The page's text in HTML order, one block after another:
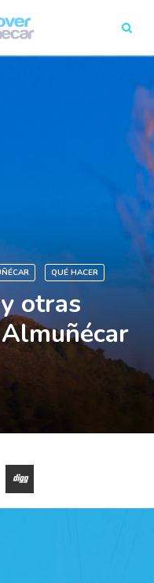
QUÉ HACER
otras